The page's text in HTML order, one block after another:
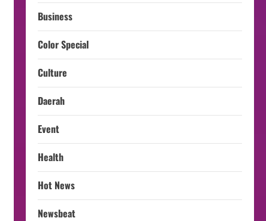
Business
Color Special
Culture
Daerah
Event
Health
Hot News
Newsbeat